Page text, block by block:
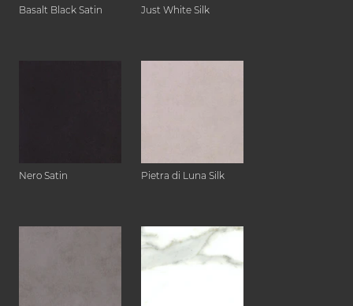
Basalt Black Satin Just White Silk
Nero Satin Pietra di Luna Silk